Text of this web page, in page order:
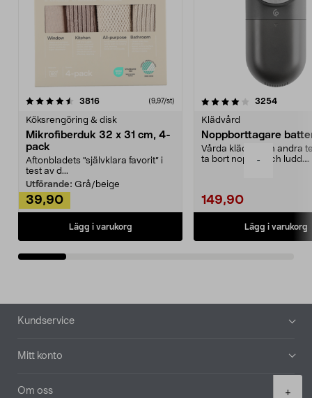
-
+
3816recensioner (9,97/st)
Köksrengöring & disk
Mikrofiberduk 32 x 31 cm, 4-
pack
Aftonbladets "självklara favorit” i
test av d...
Utförande: Grå/beige
39,90
Lägg i varukorg
4.0av 5 stjärnor 3254
Klädvård
Noppborttagare
Vårda kläder och andra
ta bort noppor och ludd.
149,90
Lägg i varukorg
4.5av 5 stjärnor
Sidfot
Kundservice
Mitt konto
Om oss